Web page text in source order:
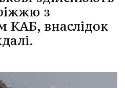
з
КАБ, внаслідок